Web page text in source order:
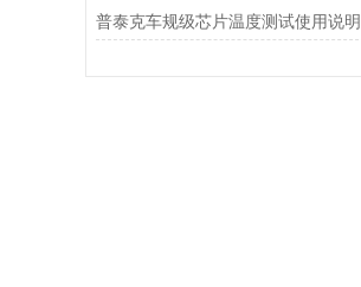
普泰克车规级芯片温度测试使用说明